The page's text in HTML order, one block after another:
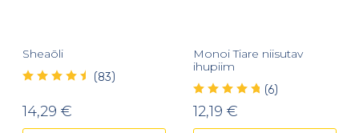
Sheaõli
(83)
14,29 €
Monoi Tiare niisutav
ihupiim
(6)
12,19 €